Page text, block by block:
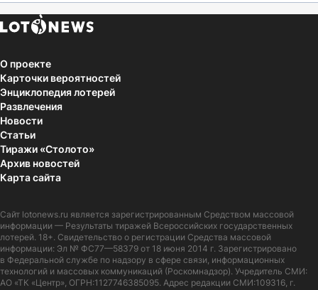
О проекте
Карточки вероятностей
Энциклопедия лотерей
Развлечения
Новости
Статьи
Тиражи «Столото»
Архив новостей
Карта сайта
Сайт lotonews.ru является зарегистрированным Средством массовой
информации — Результаты тиражей Всероссийских государственных
лотерей. 18+. Свидетельство о регистрации Средства массовой
информации: Эл № ФС77—58379 от 18 июня 2014 г. Зарегистрировано
в Федеральной службе по надзору в сфере связи, информационных
технологий и массовых коммуникаций (Роскомнадзор). Учредитель СМИ:
АО «ТК «Центр», ОГРН:1127746385095. Адрес редакции СМИ:109316, г.